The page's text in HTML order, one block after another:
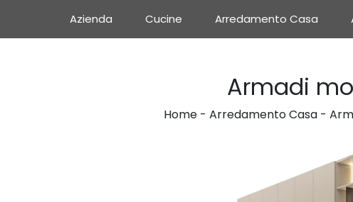
Azienda Cucine Arredamento Casa
Armadi
Home - Arredamento Casa -